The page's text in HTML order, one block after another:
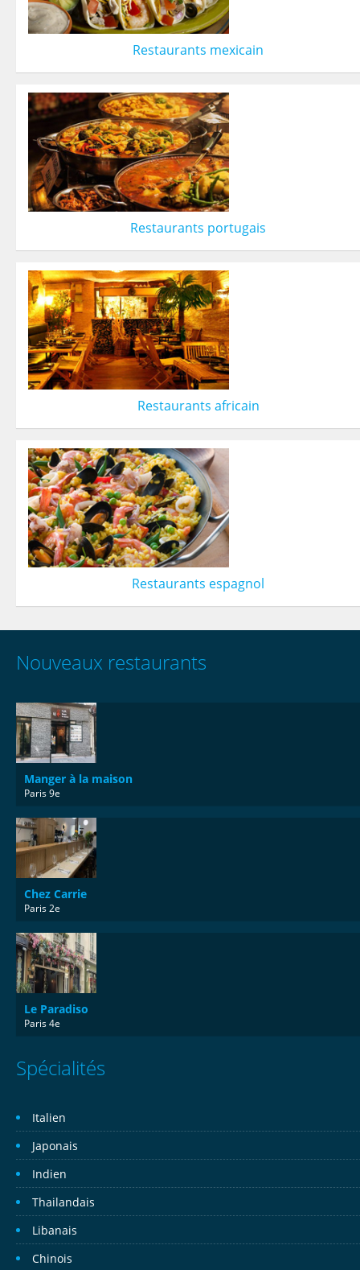
Restaurants mexicain
Restaurants portugais
Restaurants africain
Restaurants espagnol
Nouveaux restaurants
Manger à la maison
Paris 9e
Chez Carrie
Paris 2e
Le Paradiso
Paris 4e
Spécialités
Italien
Japonais
Indien
Thailandais
Libanais
Chinois